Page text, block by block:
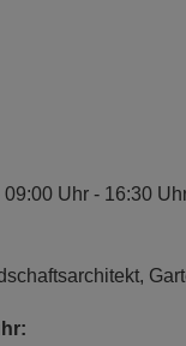
Uhr - 16:30